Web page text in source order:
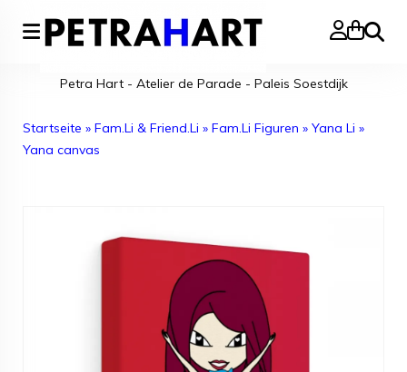
Suche
Petra Hart - Atelier de Parade - Paleis Soestdijk
Startseite » Fam.Li & Friend.Li » Fam.Li Figuren » Yana Li »
Yana canvas